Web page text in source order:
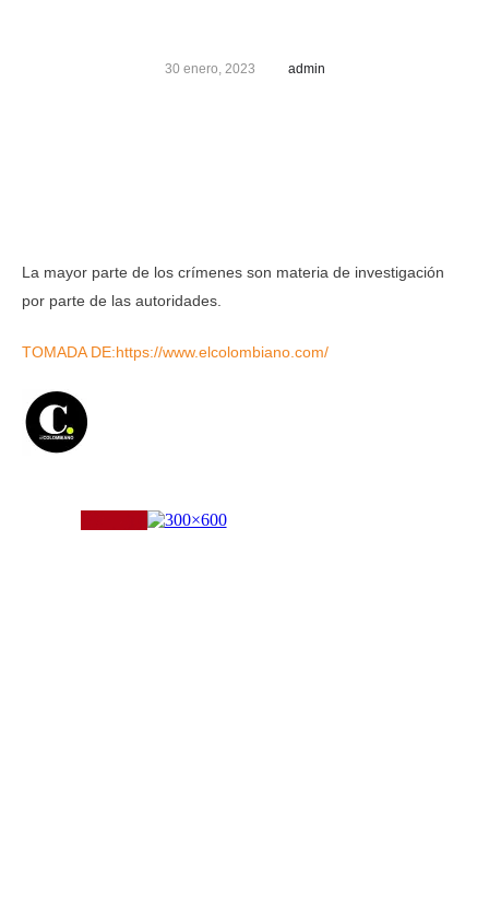
30 enero, 2023 admin
La mayor parte de los crímenes son materia de investigación
por parte de las autoridades.
TOMADA DE:https://www.elcolombiano.com/